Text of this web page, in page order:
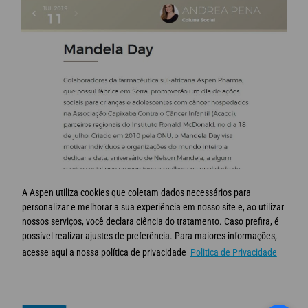
A Aspen utiliza cookies que coletam dados necessários para
personalizar e melhorar a sua experiência em nosso site e, ao utilizar
nossos serviços, você declara ciência do tratamento. Caso prefira, é
possível realizar ajustes de preferência. Para maiores informações,
acesse aqui a nossa política de privacidade Politica de Privacidade